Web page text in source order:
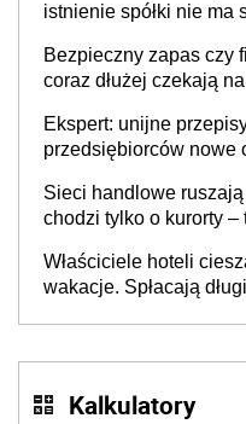
istnienie spółki nie ma
Bezpieczny zapas czy
coraz dłużej czekają
Ekspert: unijne
przedsiębiorców nowe
Sieci handlowe
chodzi tylko o kurorty
cichu
Właściciele hoteli
wakacje. Spłacają
Kalkulatory